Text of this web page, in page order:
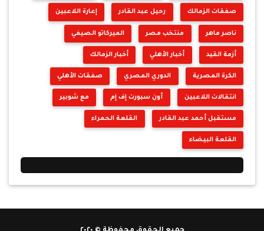
صفقات الزمالك رحيل عبد القادر إعارة اللاعبين
ناصر ماهر منتخب مصر الميركاتو الصيفي
أزمة القيد أخبار الأهلي أخبار الزمالك
الكرة المصرية الدوري المصري صفقات الأهلي
انتقالات اللاعبين أون سبورت إف إم مع شوبير
مستقبل أحمد عبد القادر القلعة الحمراء
القلعة البيضاء